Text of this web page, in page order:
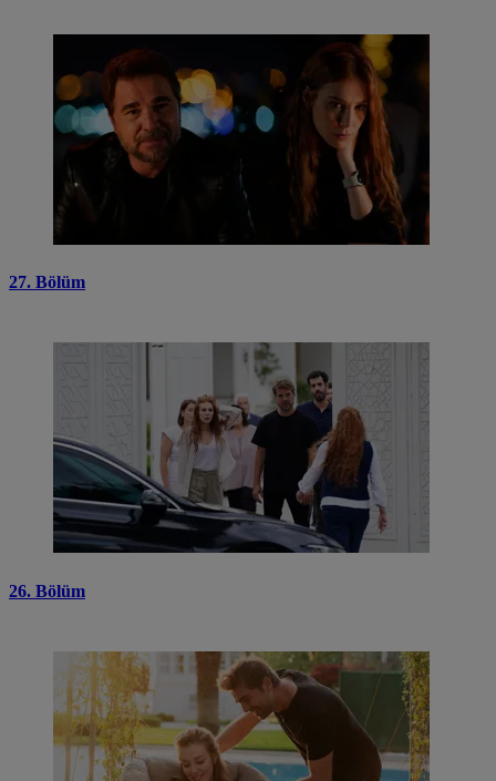
27. Bölüm
26. Bölüm